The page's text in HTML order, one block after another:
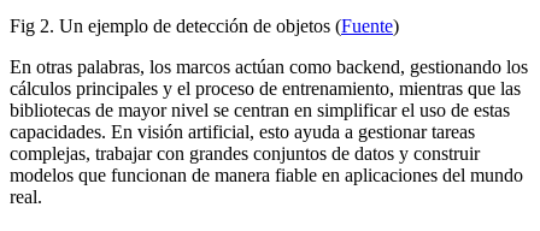
Fig 2. Un ejemplo de detección de objetos (Fuente)
En otras palabras, los marcos actúan como backend, gestionando los
cálculos principales y el proceso de entrenamiento, mientras que las
bibliotecas de mayor nivel se centran en simplificar el uso de estas
capacidades. En visión artificial, esto ayuda a gestionar tareas
complejas, trabajar con grandes conjuntos de datos y construir
modelos que funcionan de manera fiable en aplicaciones del mundo
real.